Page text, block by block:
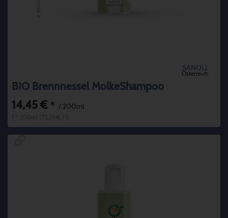
SANOLL
Österreich
BIO Brennnessel MolkeShampoo
14,45 € * / 200ml